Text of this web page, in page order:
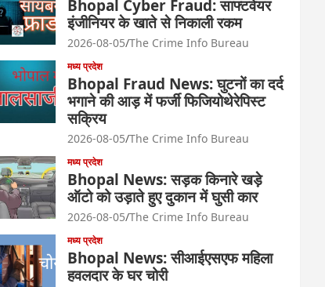
Bhopal Cyber Fraud: साफ्टवेयर
इंजीनियर के खाते से निकाली रकम
2026-08-05 The Crime Info Bureau
मध्य प्रदेश
Bhopal Fraud News: घुटनों का दर्द
भगाने की आड़ में फर्जी फिजियोथेरेपिस्ट
सक्रिय
2026-08-05 The Crime Info Bureau
मध्य प्रदेश
Bhopal News: सड़क किनारे खड़े
ऑटो को उड़ाते हुए दुकान में घुसी कार
2026-08-05 The Crime Info Bureau
मध्य प्रदेश
Bhopal News: सीआईएसएफ महिला
हवलदार के घर चोरी